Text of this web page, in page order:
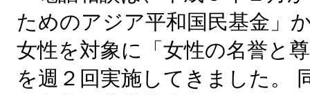
ためのアジア平和国民基金」
女性を対象に「女性の名誉と
を週２回実施してきました。